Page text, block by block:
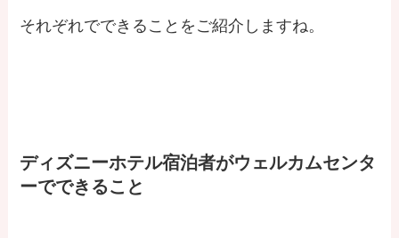
それぞれでできることをご紹介しますね。
ディズニーホテル宿泊者がウェルカムセンタ
ーでできること